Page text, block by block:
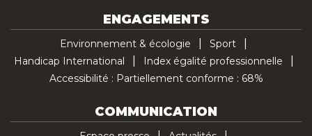
ENGAGEMENTS
Environnement & écologie
Sport
Handicap International
Index égalité professionnelle
Accessibilité : Partiellement conforme : 68%
COMMUNICATION